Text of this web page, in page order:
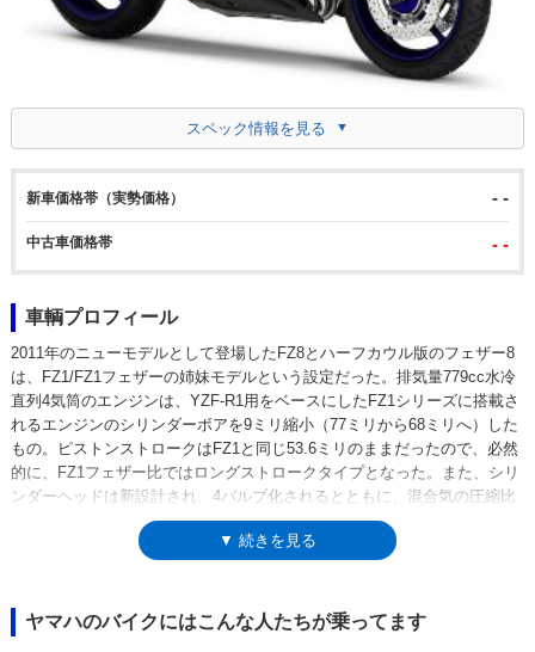
スペック情報を見る
新車価格帯（実勢価格） - -
中古車価格帯 - -
車輌プロフィール
2011年のニューモデルとして登場したFZ8とハーフカウル版のフェザー8
は、FZ1/FZ1フェザーの姉妹モデルという設定だった。排気量779cc水冷
直列4気筒のエンジンは、YZF-R1用をベースにしたFZ1シリーズに搭載さ
れるエンジンのシリンダーボアを9ミリ縮小（77ミリから68ミリへ）した
もの。ピストンストロークはFZ1と同じ53.6ミリのままだったので、必然
的に、FZ1フェザー比ではロングストロークタイプとなった。また、シリ
ンダーヘッドは新設計され、4バルブ化されるとともに、混合気の圧縮比
は12.0：1まで高められていた（FZ1は10.5：1）。フレームはFZ1と同一
スペックのもので、フロントフォークも同じφ43の倒立タイプだった。も
きた。なお、FZ8は海外向けモデルであり、日本市場への正式導入はなか
ったが、ヤマハの輸出モデルを「逆輸入」していたプレストコーポレーシ
▼ 続きを見る
ヤマハのバイクにはこんな人たちが乗ってます